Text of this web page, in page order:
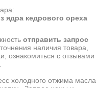
ядра кедрового ореха
отправить запрос
наличия товара,
ознакомиться с отзывами
холодного отжима масла